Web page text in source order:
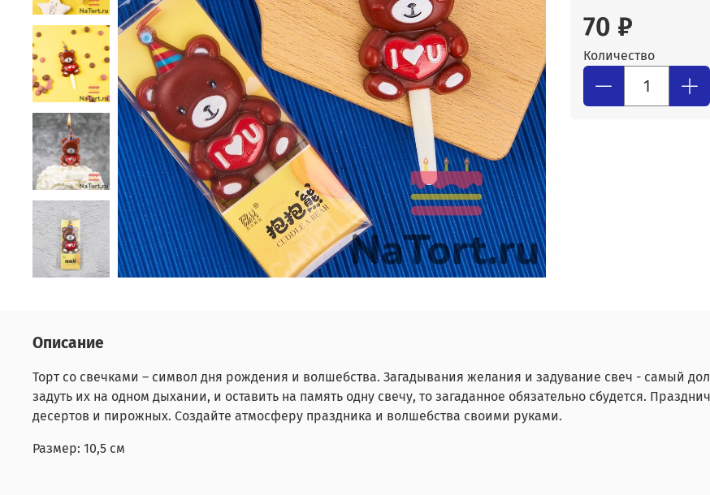
70 ₽
Количество
Описание
Торт со свечками – символ дня рождения и волшебства. Загадывания желания и задувание свеч - самый
задуть их на одном дыхании, и оставить на память одну свечу, то загаданное обязательно сбудется.
десертов и пирожных. Создайте атмосферу праздника и волшебства своими руками.
Размер: 10,5 см